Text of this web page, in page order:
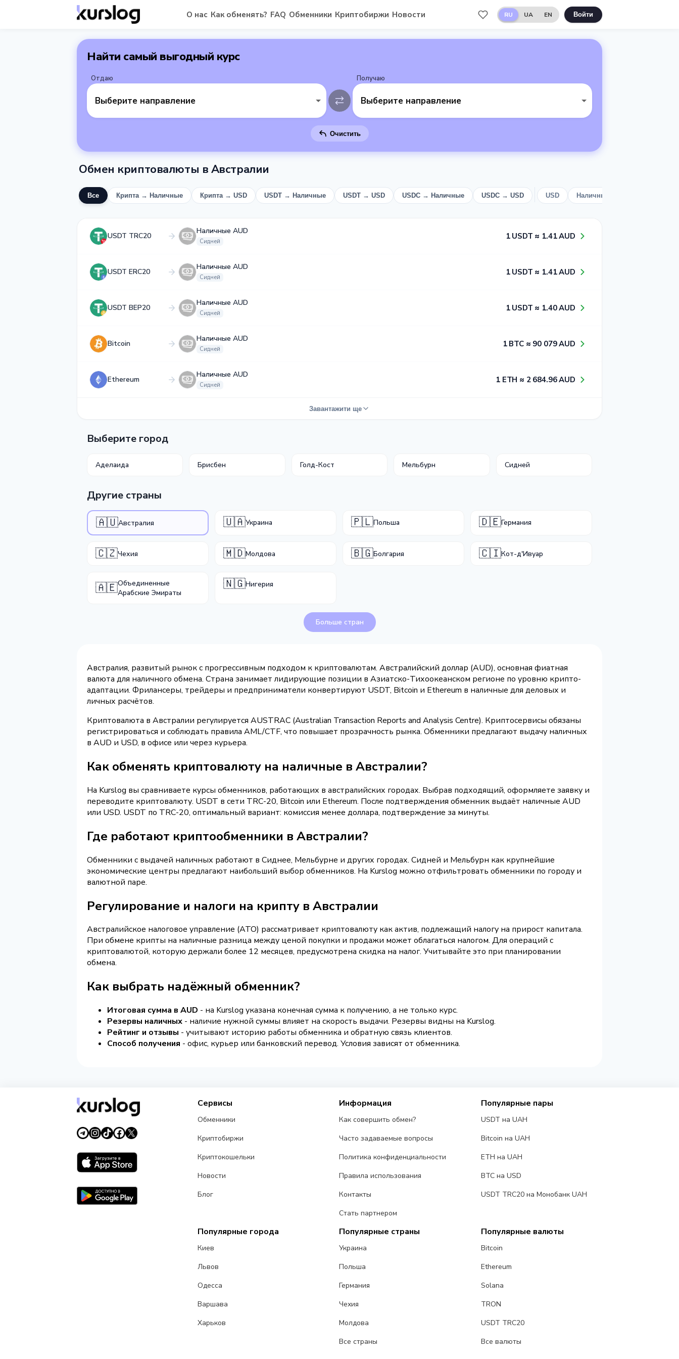
О нас Как обменять? FAQ Обменники Криптобиржи Новости RU UA EN Войти
Найти самый выгодный курс
Отдаю
Выберите направление
Получаю
Выберите направление
Очистить
Обмен криптовалюты в Австралии
Все Крипта → Наличные Крипта → USD USDT → Наличные USDT → USD USDC → Наличные USDC → USD USD Наличные
USDT TRC20
Наличные AUD
Сидней
1​ USDT ≈ 1​.4​1​ AUD
USDT ERC20
Наличные AUD
Сидней
1​ USDT ≈ 1​.4​1​ AUD
USDT BEP20
Наличные AUD
Сидней
1​ USDT ≈ 1​.4​0​ AUD
Bitcoin
Наличные AUD
Сидней
1​ BTC ≈ 9​0​ 0​7​9​ AUD
Ethereum
Наличные AUD
Сидней
1​ ETH ≈ 2​ 6​8​4​.9​6​ AUD
Завантажити ще
Выберите город
Аделаида Брисбен Голд-Кост Мельбурн Сидней
Другие страны
🇦🇺Австралия 🇺🇦Украина 🇵🇱Польша 🇩🇪Германия
🇨🇿Чехия 🇲🇩Молдова 🇧🇬Болгария 🇨🇮Кот-д'Ивуар
🇦🇪Объединенные
Арабские Эмираты
🇳🇬Нигерия
Больше стран
Австралия, развитый рынок с прогрессивным подходом к криптовалютам. Австралийский доллар (AUD), основная фиатная
валюта для наличного обмена. Страна занимает лидирующие позиции в Азиатско-Тихоокеанском регионе по уровню крипто-
адаптации. Фрилансеры, трейдеры и предприниматели конвертируют USDT, Bitcoin и Ethereum в наличные для деловых и
личных расчётов.
Криптовалюта в Австралии регулируется AUSTRAC (Australian Transaction Reports and Analysis Centre). Криптосервисы обязаны
регистрироваться и соблюдать правила AML/CTF, что повышает прозрачность рынка. Обменники предлагают выдачу наличных
в AUD и USD, в офисе или через курьера.
Как обменять криптовалюту на наличные в Австралии?
На Kurslog вы сравниваете курсы обменников, работающих в австралийских городах. Выбрав подходящий, оформляете заявку и
переводите криптовалюту. USDT в сети TRC-20, Bitcoin или Ethereum. После подтверждения обменник выдаёт наличные AUD
или USD. USDT по TRC-20, оптимальный вариант: комиссия менее доллара, подтверждение за минуты.
Где работают криптообменники в Австралии?
Обменники с выдачей наличных работают в Сиднее, Мельбурне и других городах. Сидней и Мельбурн как крупнейшие
экономические центры предлагают наибольший выбор обменников. На Kurslog можно отфильтровать обменники по городу и
валютной паре.
Регулирование и налоги на крипту в Австралии
Австралийское налоговое управление (ATO) рассматривает криптовалюту как актив, подлежащий налогу на прирост капитала.
При обмене крипты на наличные разница между ценой покупки и продажи может облагаться налогом. Для операций с
криптовалютой, которую держали более 12 месяцев, предусмотрена скидка на налог. Учитывайте это при планировании
обмена.
Как выбрать надёжный обменник?
Итоговая сумма в AUD - на Kurslog указана конечная сумма к получению, а не только курс.
Резервы наличных - наличие нужной суммы влияет на скорость выдачи. Резервы видны на Kurslog.
Рейтинг и отзывы - учитывают историю работы обменника и обратную связь клиентов.
Способ получения - офис, курьер или банковский перевод. Условия зависят от обменника.
Сервисы
Обменники
Криптобиржи
Криптокошельки
Новости
Блог
Информация
Как совершить обмен?
Часто задаваемые вопросы
Политика конфиденциальности
Правила использования
Контакты
Стать партнером
Популярные пары
USDT на UAH
Bitcoin на UAH
ETH на UAH
BTC на USD
USDT TRC20 на Монобанк UAH
Популярные города
Киев
Львов
Одесса
Варшава
Харьков
Популярные страны
Украина
Польша
Германия
Чехия
Молдова
Все страны
Популярные валюты
Bitcoin
Ethereum
Solana
TRON
USDT TRC20
Все валюты